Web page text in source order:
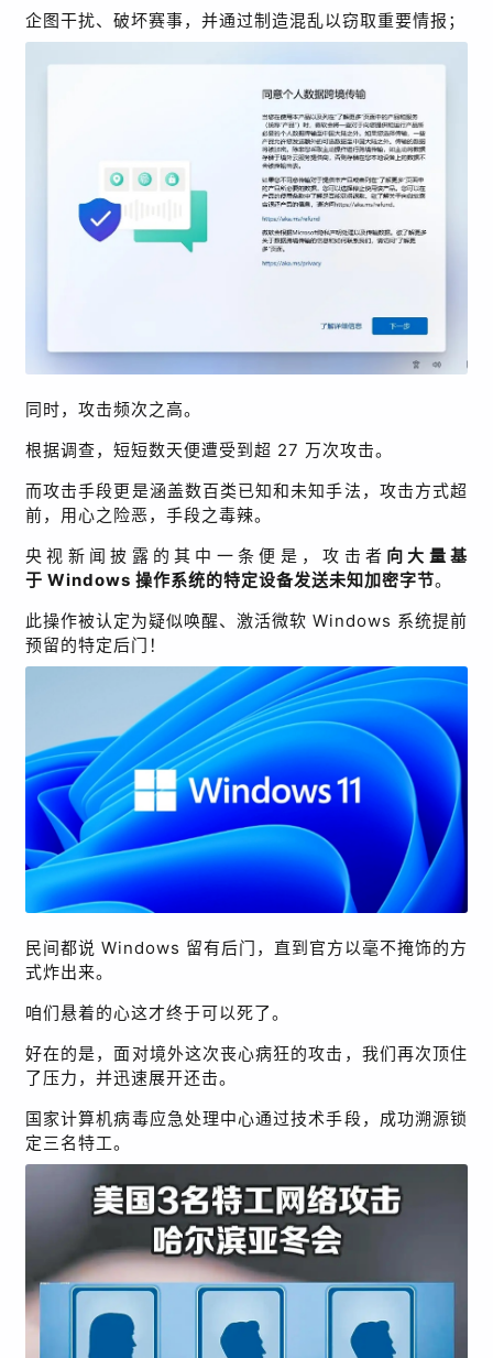
企图干扰、破坏赛事，并通过制造混乱以窃取重要情报；
同时，攻击频次之高。
根据调查，短短数天便遭受到超 27 万次攻击。
而攻击手段更是涵盖数百类已知和未知手法，攻击方式超
前，用心之险恶，手段之毒辣。
央视新闻披露的其中一条便是，攻击者 向大量基
于 Windows 操作系统的特定设备发送未知加密字节。
此操作被认定为疑似唤醒、激活微软 Windows 系统提前
预留的特定后门！
民间都说 Windows 留有后门，直到官方以毫不掩饰的方
式炸出来。
咱们悬着的心这才终于可以死了。
好在的是，面对境外这次丧心病狂的攻击，我们再次顶住
了压力，并迅速展开还击。
国家计算机病毒应急处理中心通过技术手段，成功溯源锁
定三名特工。